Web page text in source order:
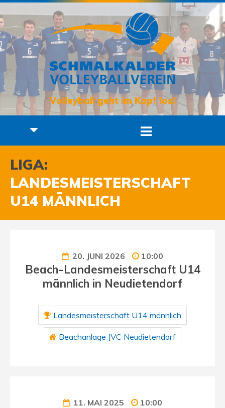
Volleyball geht im Kopf los!
LIGA:
LANDESMEISTERSCHAFT
U14 MÄNNLICH
20. JUNI 2026 10:00
Beach-Landesmeisterschaft U14
männlich in Neudietendorf
Landesmeisterschaft U14 männlich
Beachanlage JVC Neudietendorf
11. MAI 2025 10:00